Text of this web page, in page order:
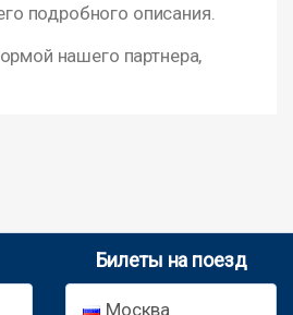
подробного описания.
нашего партнера,
Билеты на поезд
Москва